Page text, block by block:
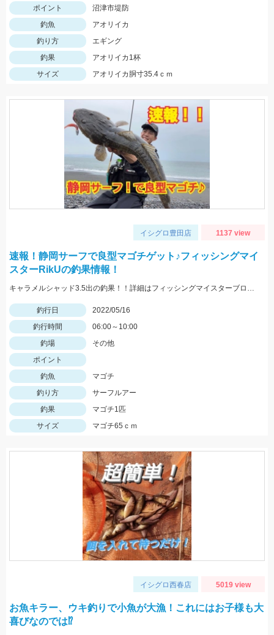
ポイント
沼津市堤防
釣魚
アオリイカ
釣り方
エギング
釣果
アオリイカ1杯
サイズ
アオリイカ胴寸35.4ｃｍ
イシグロ豊田店 1137 view
速報！静岡サーフで良型マゴチゲット♪フィッシングマイ
スターRikUの釣果情報！
キャラメルシャッド3.5出の釣果！！詳細はフィッシングマイスターブログにて近日中公開です。
釣行日
2022/05/16
釣行時間
06:00～10:00
釣場
その他
ポイント
釣魚
マゴチ
釣り方
サーフルアー
釣果
マゴチ1匹
サイズ
マゴチ65ｃｍ
イシグロ西春店 5019 view
お魚キラー、ウキ釣りで小魚が大漁！これにはお子様も大
喜びなのでは⁉